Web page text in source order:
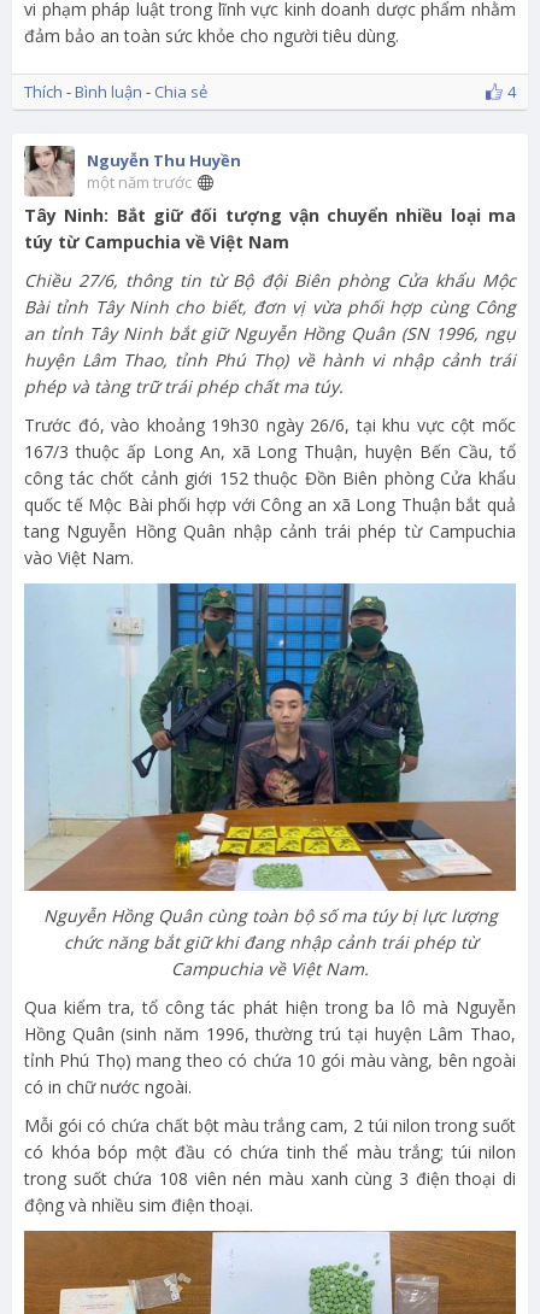
vi phạm pháp luật trong lĩnh vực kinh doanh dược phẩm nhằm
đảm bảo an toàn sức khỏe cho người tiêu dùng.
Thích -Bình luận - Chia sẻ 4
Nguyễn Thu Huyền
một năm trước
Tây Ninh: Bắt giữ đối tượng vận chuyển nhiều loại ma
túy từ Campuchia về Việt Nam
Chiều 27/6, thông tin từ Bộ đội Biên phòng Cửa khẩu Mộc
Bài tỉnh Tây Ninh cho biết, đơn vị vừa phối hợp cùng Công
an tỉnh Tây Ninh bắt giữ Nguyễn Hồng Quân (SN 1996, ngụ
huyện Lâm Thao, tỉnh Phú Thọ) về hành vi nhập cảnh trái
phép và tàng trữ trái phép chất ma túy.
Trước đó, vào khoảng 19h30 ngày 26/6, tại khu vực cột mốc
167/3 thuộc ấp Long An, xã Long Thuận, huyện Bến Cầu, tổ
công tác chốt cảnh giới 152 thuộc Đồn Biên phòng Cửa khẩu
quốc tế Mộc Bài phối hợp với Công an xã Long Thuận bắt quả
tang Nguyễn Hồng Quân nhập cảnh trái phép từ Campuchia
vào Việt Nam.
Nguyễn Hồng Quân cùng toàn bộ số ma túy bị lực lượng
chức năng bắt giữ khi đang nhập cảnh trái phép từ
Campuchia về Việt Nam.
Qua kiểm tra, tổ công tác phát hiện trong ba lô mà Nguyễn
Hồng Quân (sinh năm 1996, thường trú tại huyện Lâm Thao,
tỉnh Phú Thọ) mang theo có chứa 10 gói màu vàng, bên ngoài
có in chữ nước ngoài.
Mỗi gói có chứa chất bột màu trắng cam, 2 túi nilon trong suốt
có khóa bóp một đầu có chứa tinh thể màu trắng; túi nilon
trong suốt chứa 108 viên nén màu xanh cùng 3 điện thoại di
động và nhiều sim điện thoại.